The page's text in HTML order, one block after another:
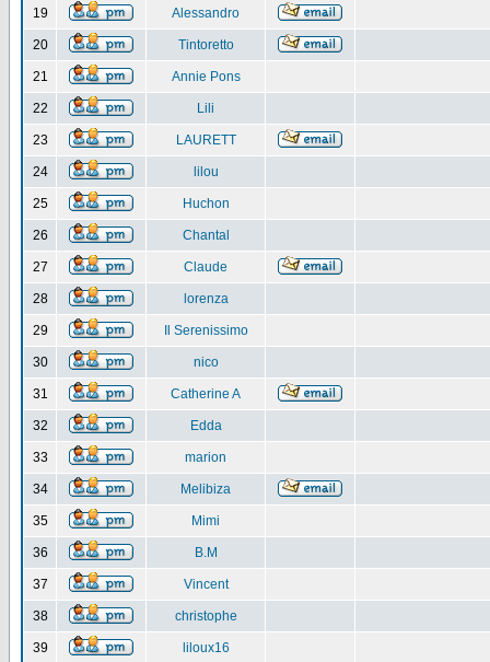
19 Alessandro
20 Tintoretto
21 Annie Pons
22 Lili
23 LAURETT
24 lilou
25 Huchon
26 Chantal
27 Claude
28 lorenza
29 Il Serenissimo
30 nico
31 Catherine A
32 Edda
33 marion
34 Melibiza
35 Mimi
36 B.M
37 Vincent
38 christophe
39 liloux16